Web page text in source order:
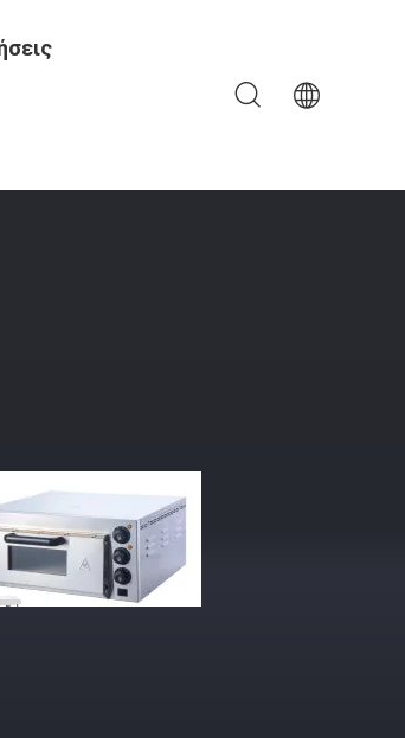
Και Καθαρισμός